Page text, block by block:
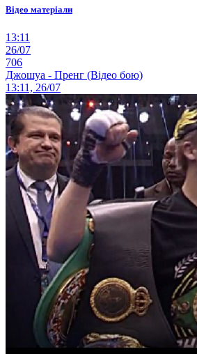
Відео матеріали
13:11
26/07
706
Джошуа - Пренг (Відео бою)
13:11, 26/07